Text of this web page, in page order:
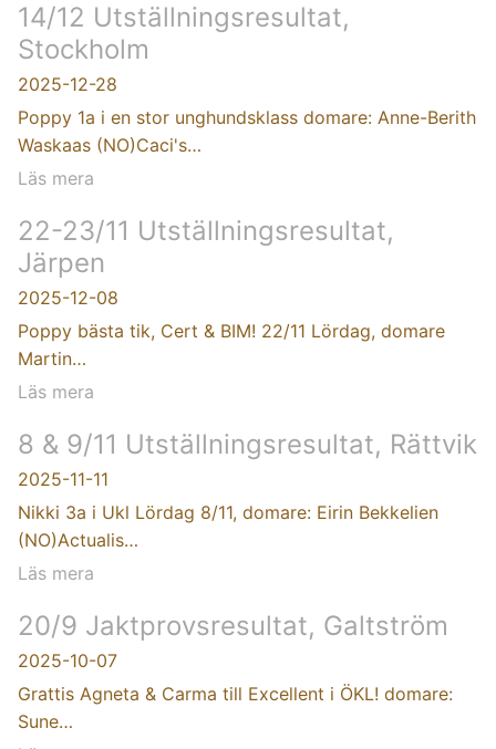
14/12 Utställningsresultat,
Stockholm
2025-12-28
Poppy 1a i en stor unghundsklass domare: Anne-Berith
Waskaas (NO)Caci's…
Läs mera
22-23/11 Utställningsresultat,
Järpen
2025-12-08
Poppy bästa tik, Cert & BIM! 22/11 Lördag, domare
Martin…
Läs mera
8 & 9/11 Utställningsresultat, Rättvik
2025-11-11
Nikki 3a i Ukl Lördag 8/11, domare: Eirin Bekkelien
(NO)Actualis…
Läs mera
20/9 Jaktprovsresultat, Galtström
2025-10-07
Grattis Agneta & Carma till Excellent i ÖKL! domare:
Sune…